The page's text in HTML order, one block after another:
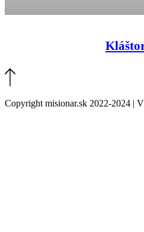
Copyright misionar.sk 2022-2024 |